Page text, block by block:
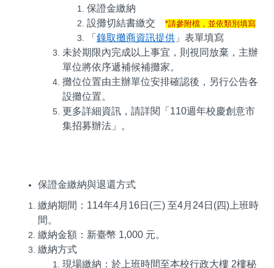
保證金繳納
設攤切結書繳交 *請參附檔，並依類別填寫
「 錄取攤商資訊提供 」表單填寫
未於期限內完成以上事宜，則視同放棄，主辦
單位將依序遞補候補攤家。
攤位位置由主辦單位安排確認後，另行公告各
設攤位置。
更多詳細資訊，請詳閱「 110週年校慶創意市
集招募辦法」。
保證金繳納與退還方式
繳納期間： 114年4月 16日 (三) 至4月 24日 (四) 上班時
間。
繳納金額：新臺幣 1,000 元。
繳納方式
現場繳納：於上班時間至本校行政大樓 2樓秘